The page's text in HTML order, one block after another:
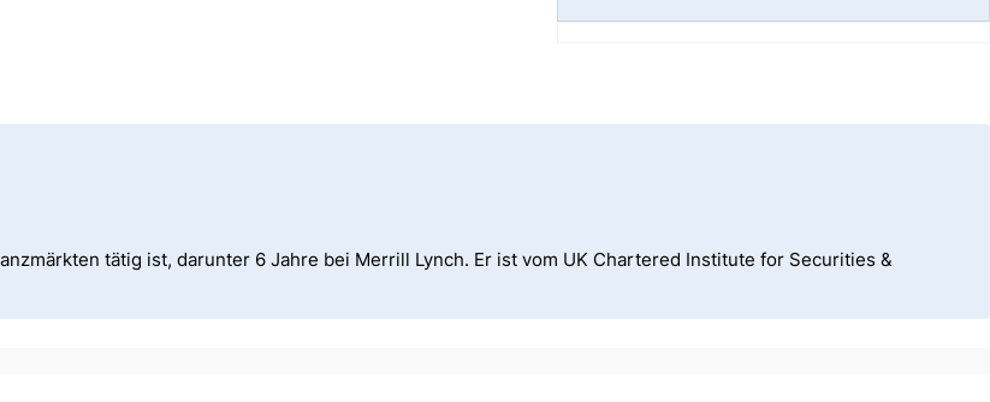
tätig ist, darunter 6 Jahre bei Merrill Lynch. Er ist vom UK Chartered Institute for Securities &